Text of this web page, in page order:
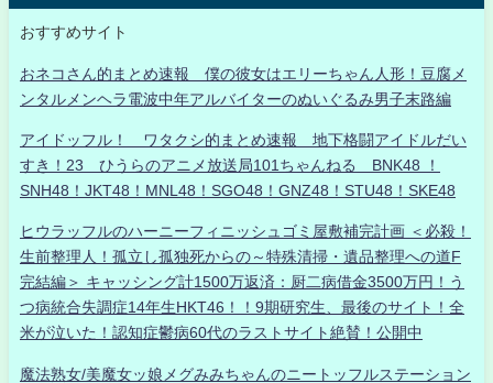
おすすめサイト
おネコさん的まとめ速報 僕の彼女はエリーちゃん人形！豆腐メ
ンタルメンヘラ電波中年アルバイターのぬいぐるみ男子末路編
アイドッフル！ ワタクシ的まとめ速報 地下格闘アイドルだい
すき！23 ひうらのアニメ放送局101ちゃんねる BNK48 ！
SNH48！JKT48！MNL48！SGO48！GNZ48！STU48！SKE48
ヒウラッフルのハーニーフィニッシュゴミ屋敷補完計画 ＜必殺！
生前整理人！孤立し孤独死からの～特殊清掃・遺品整理への道F
完結編＞ キャッシング計1500万返済：厨二病借金3500万円！う
つ病統合失調症14年生HKT46！！9期研究生、最後のサイト！全
米が泣いた！認知症鬱病60代のラストサイト絶賛！公開中
魔法熟女/美魔女ッ娘メグみみちゃんのニートッフルステーション